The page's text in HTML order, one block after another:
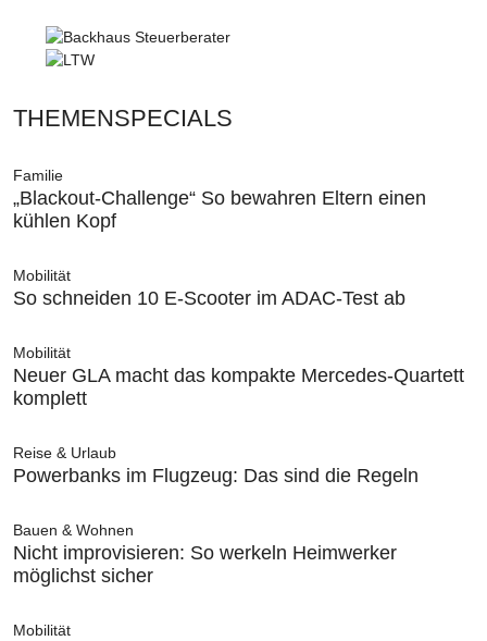
THEMENSPECIALS
Familie
„Blackout-Challenge“ So bewahren Eltern einen
kühlen Kopf
Mobilität
So schneiden 10 E-Scooter im ADAC-Test ab
Mobilität
Neuer GLA macht das kompakte Mercedes-Quartett
komplett
Reise & Urlaub
Powerbanks im Flugzeug: Das sind die Regeln
Bauen & Wohnen
Nicht improvisieren: So werkeln Heimwerker
möglichst sicher
Mobilität